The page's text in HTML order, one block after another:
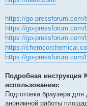
https://go-
https://go-
https://go-
https://
https://go-
Подробная инструкция
использованию:
Подготовка браузера
анонимной работы